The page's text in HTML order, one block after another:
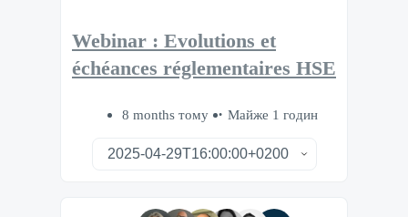
Webinar : Evolutions et
échéances réglementaires HSE
8 months тому Майже 1 годин